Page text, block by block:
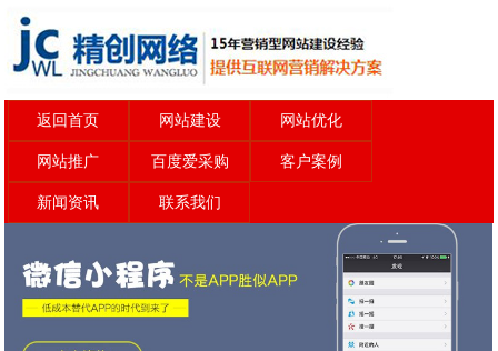
返回首页 网站建设 网站优化
网站推广 百度爱采购 客户案例
新闻资讯 联系我们